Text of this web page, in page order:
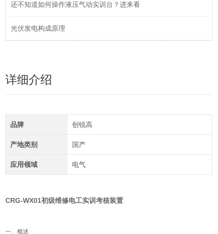
还不知道如何操作液压气动实训台？进来看
光伏发电构成原理
详细介绍
品牌 创锐高
产地类别 国产
应用领域 电气
CRG-WX01初级维修电工实训考核装置
一、概述